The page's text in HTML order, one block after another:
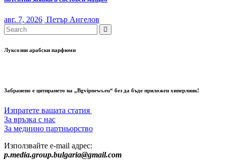
авг. 7, 2026 Петър Ангелов
Луксозни арабски парфюми
Забранено е цитирането на „Bgvipnews.eu“ без да бъде приложен хиперлинк!
Изпратете вашата статия
За връзка с нас
За медиино партньорство
Използвайте e-mail адрес:
p.media.group.bulgaria@gmail.com